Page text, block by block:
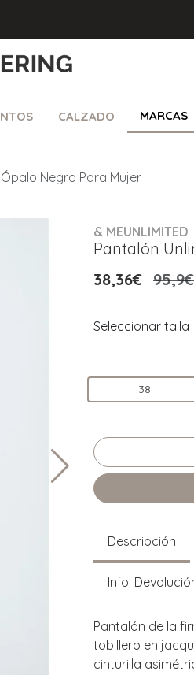
CALZADO MARCAS
Negro Para Mujer
& MEUNLIMITED
Pantalón
38,36€ 95,9€
Seleccionar talla
38
Descripción
Info.
Pantalón de la
tobillero en
cinturilla